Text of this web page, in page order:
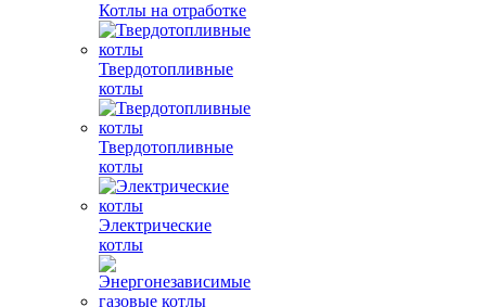
Котлы на отработке
Твердотопливные
котлы
Твердотопливные
котлы
Электрические
котлы